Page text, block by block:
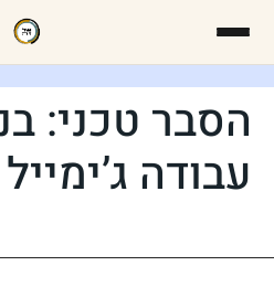
הסבר טכני:
עבודה ג’ימייל